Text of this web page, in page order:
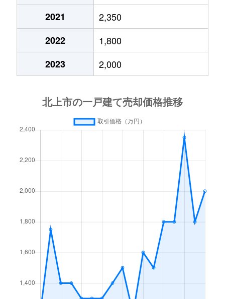
二子町
2,000万円
本石町
950万円
村崎野
1,600万円
徒歩6分
2021
2,350
2022
1,800
2023
2,000